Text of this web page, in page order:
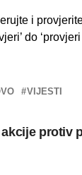
i
do
VIJESTI
protiv